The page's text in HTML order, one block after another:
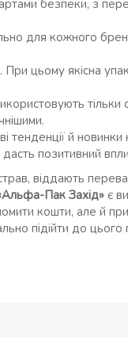
безпеки, з
для кожного
цьому якісна
тільки
тенденції й
позитивний
віддають
Пак Захід» є
кошти, але й
підійти до